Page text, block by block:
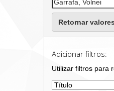
Retornar valores
Adicionar filtros:
Utilizar filtros para